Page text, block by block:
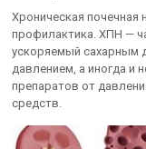
Хроническая
профилактика. ХПН —
ускоряемый сахарным
давлением, а иногда и
препаратов от
средств.